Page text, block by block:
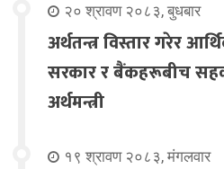
२० श्रावण २०८३, बुधबार
अर्थतन्त्र विस्तार गरेर
सरकार र बैंकहरूबीच
अर्थमन्त्री
१९ श्रावण २०८३, मंगलवार